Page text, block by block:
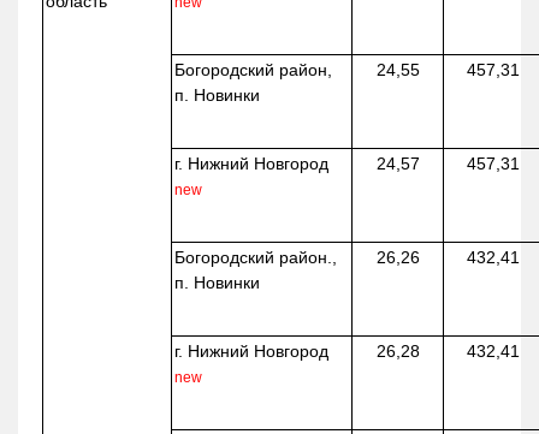
Богородский район,
п. Новинки
24,55 457,31
г. Нижний Новгород
new
24,57 457,31
Богородский район.,
п. Новинки
26,26 432,41
г. Нижний Новгород
new
26,28 432,41